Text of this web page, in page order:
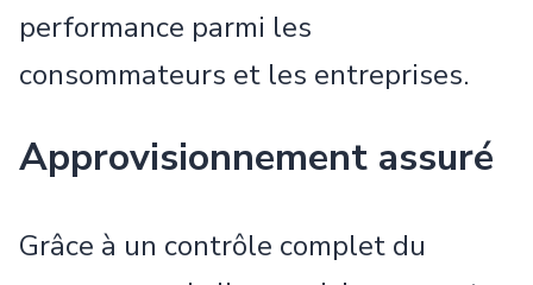
performance parmi les
consommateurs et les entreprises.
Approvisionnement assuré
Grâce à un contrôle complet du